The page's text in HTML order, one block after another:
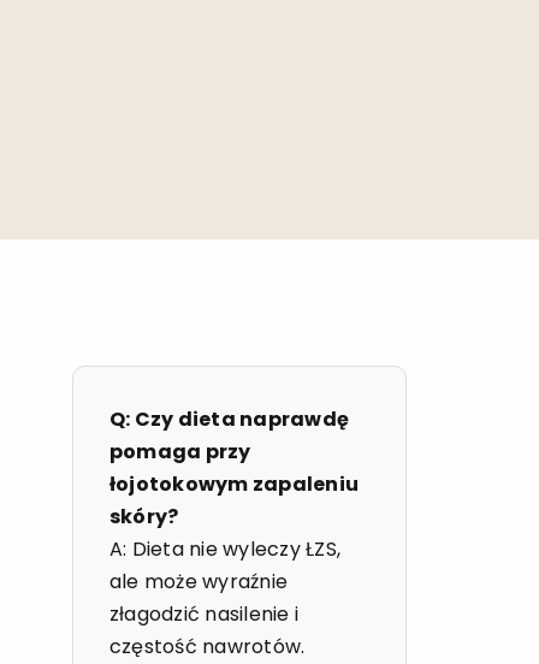
Q: Czy dieta naprawdę
pomaga przy
łojotokowym zapaleniu
skóry?
A: Dieta nie wyleczy ŁZS,
ale może wyraźnie
złagodzić nasilenie i
częstość nawrotów.